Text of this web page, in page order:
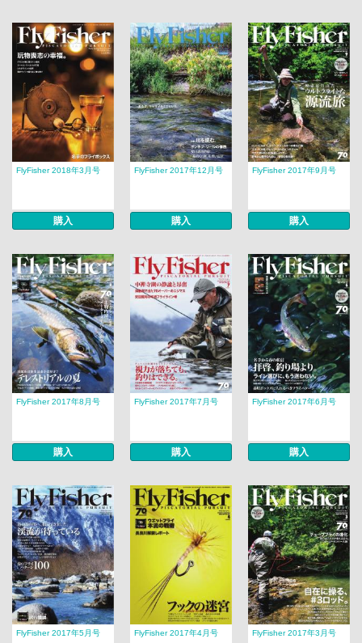
FlyFisher 2018年3月号
購入
FlyFisher 2017年12月号
購入
FlyFisher 2017年9月号
購入
FlyFisher 2017年8月号
購入
FlyFisher 2017年7月号
購入
FlyFisher 2017年6月号
購入
FlyFisher 2017年5月号 FlyFisher 2017年4月号 FlyFisher 2017年3月号